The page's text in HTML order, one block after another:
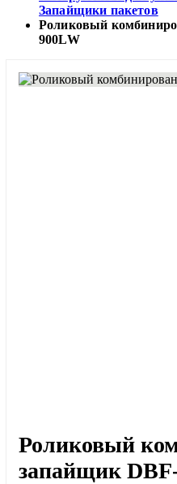
Запайщики пакетов
Роликовый
900LW
Роликовый
запайщик